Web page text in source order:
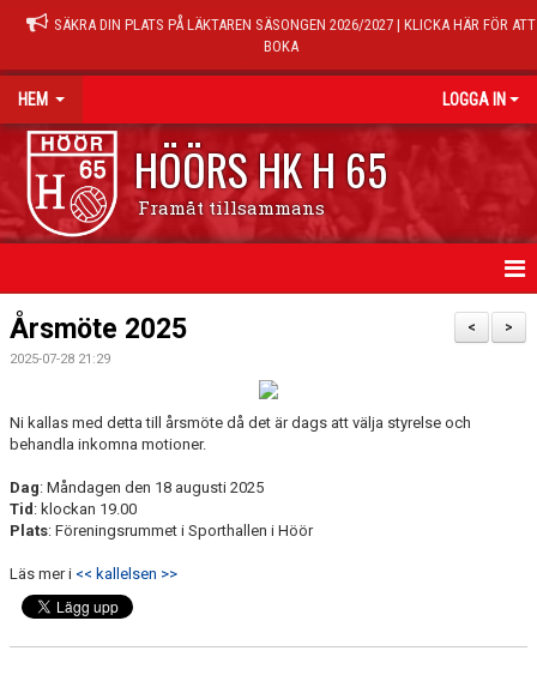
SÄKRA DIN PLATS PÅ LÄKTAREN SÄSONGEN 2026/2027 | KLICKA HÄR FÖR ATT
BOKA
HEM LOGGA IN
HÖÖRS HK H 65
Framåt tillsammans
HEM
NYHETER
KALENDER
TRÄNINGSTIDER
MEDLEMSAVGIFTER 2026/2027
>
<
Årsmöte 2025
2025-07-28 21:29
Ni kallas med detta till årsmöte då det är dags att välja styrelse och
behandla inkomna motioner.
Dag: Måndagen den 18 augusti 2025
Tid : klockan 19.00
Plats: Föreningsrummet i Sporthallen i Höör
Läs mer i << kallelsen >>